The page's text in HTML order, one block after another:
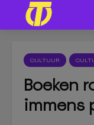
CULTUUR
Boeken
immens